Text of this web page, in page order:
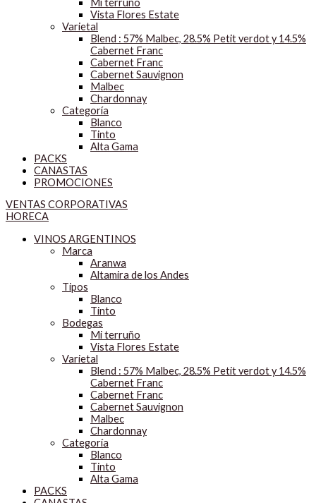
Vista Flores Estate
Varietal
Blend : 57% Malbec, 28.5% Petit verdot y 14.5%
Cabernet Franc
Cabernet Franc
Cabernet Sauvignon
Malbec
Chardonnay
Categoría
Blanco
Tinto
Alta Gama
PACKS
CANASTAS
PROMOCIONES
VENTAS CORPORATIVAS
HORECA
VINOS ARGENTINOS
Marca
Aranwa
Altamira de los Andes
Tipos
Blanco
Tinto
Bodegas
Mi terruño
Vista Flores Estate
Varietal
Blend : 57% Malbec, 28.5% Petit verdot y 14.5%
Cabernet Franc
Cabernet Franc
Cabernet Sauvignon
Malbec
Chardonnay
Categoría
Blanco
Tinto
Alta Gama
PACKS